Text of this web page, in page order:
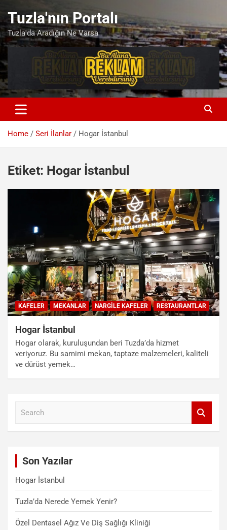
content
Tuzla'nın Portalı
Tuzla'da Aradığın Ne Varsa
Home Seri İlanlar Hogar İstanbul
Etiket: Hogar İstanbul
KAFELER MEKANLAR NARGILE KAFELER RESTAURANTLAR
Hogar İstanbul
Hogar olarak, kuruluşundan beri Tuzda’da hizmet
veriyoruz. Bu samimi mekan, taptaze malzemeleri, kaliteli
ve dürüst yemek…
Son Yazılar
Hogar İstanbul
Tuzla’da Nerede Yemek Yenir?
Özel Dentasel Ağız Ve Diş Sağlığı Kliniği